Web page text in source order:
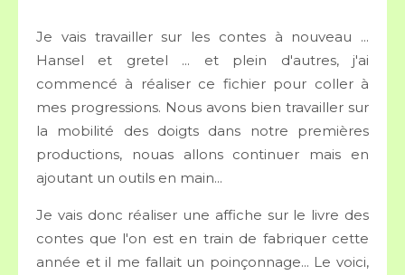
Je vais travailler sur les contes à nouveau ...
Hansel et gretel ... et plein d'autres, j'ai
commencé à réaliser ce fichier pour coller à
mes progressions. Nous avons bien travailler sur
la mobilité des doigts dans notre premières
productions, nouas allons continuer mais en
ajoutant un outils en main...
Je vais donc réaliser une affiche sur le livre des
contes que l'on est en train de fabriquer cette
année et il me fallait un poinçonnage... Le voici,